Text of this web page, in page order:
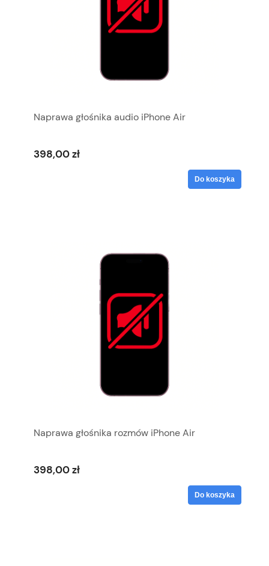
Naprawa głośnika audio iPhone Air
398,00 zł
Do koszyka
Naprawa głośnika rozmów iPhone Air
398,00 zł
Do koszyka